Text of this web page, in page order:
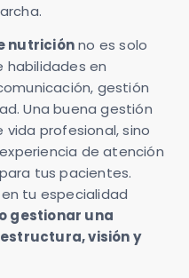
nutriciónno es solo
habilidades en
gestión
Una buena gestión
profesional, sino
de atención
tus pacientes.
tu especialidad
gestionar una
visión y